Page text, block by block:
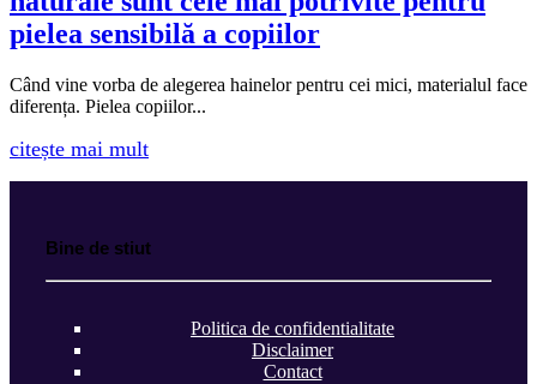
pielea sensibilă a copiilor
Când vine vorba de alegerea hainelor pentru cei mici, materialul face
diferența. Pielea copiilor...
citește mai mult
Bine de stiut
Politica de confidentialitate
Disclaimer
Contact